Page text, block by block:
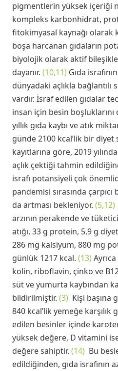
pigmentlerin yüksek içeriği
kompleks karbonhidrat,
fitokimyasal kaynağı olarak
boşa harcanan gıdaların
biyolojik olarak aktif
dayanır. (10,11) Gıda
dünyadaki açlıkla bağlantılı
vardır. İsraf edilen gıdalar
insan için besin
yıllık gıda kaybı ve atık
günde 2100 kcal’lik bir diyet
kayıtlarına göre, 2019
açlık çektiği tahmin
israfı potansiyeli çok
pandemisi sırasında
da artması bekleniyor. (5,12)
arzının perakende ve
atığı, 33 g protein, 5,9 g
286 mg kalsiyum, 880 mg
günlük 1217 kcal. (13)
kolin, riboflavin, çinko ve
süt ve yumurta kaybından
bildirilmiştir. (3) Kişi başına
840 kcal’lik yemeğe
edilen besinler içinde
yüksek değere, D vitamini
değere sahiptir. (14) Bu
edildiğinden, gıda israfının